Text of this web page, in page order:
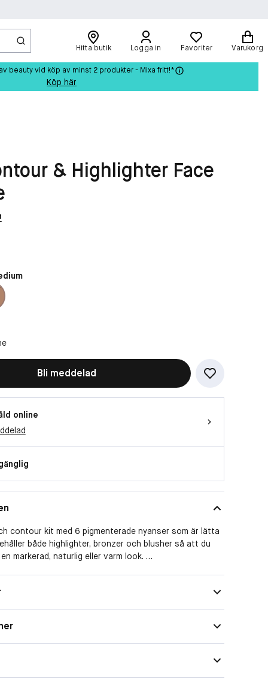
Hitta butik Logga in Favoriter Varukorg
beauty vid köp av minst 2 produkter - Mixa fritt!*
Köp här
& Highlighter Face
Bli meddelad
online
contour kit med 6 pigmenterade nyanser som är lätta
både highlighter, bronzer och blusher så att du
markerad, naturlig eller varm look.
kan också använda paletten som ögonskugga!